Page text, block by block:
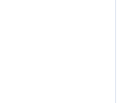
lassen sich,